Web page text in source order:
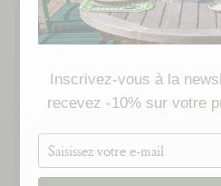
Inscrivez-vous à la
recevez -10% sur votre
Saisissez
e-